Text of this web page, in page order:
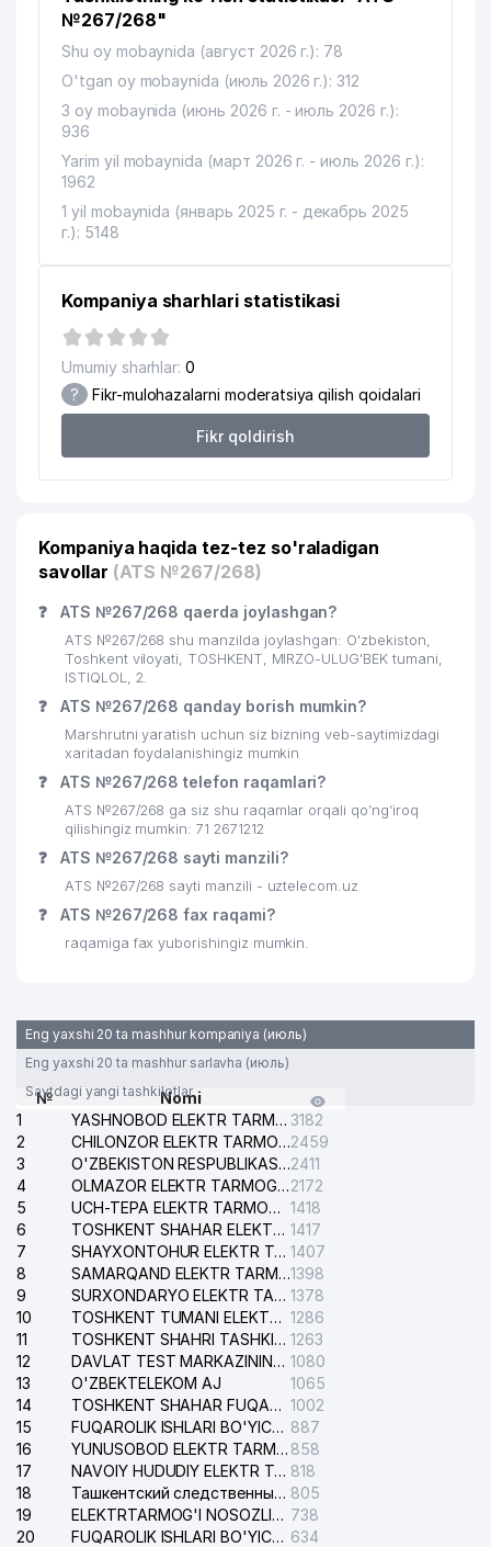
12
MIRZO-ULUGBEK TUMANI
13
O'ZBEKISTON RESPUBLIKASI
14
BO'LIMI
902 м
15 LIDER TEAM MChJ 926 м
17 FORT PRO NETWORK MChJ
18 GREEN APPLE WORKING MChJ
№267/268"
Shu oy mobaynida (август 2026 г.): 78
O'tgan oy mobaynida (июль 2026 г.): 312
3 oy mobaynida (июнь 2026 г. - июль 2026 г.):
936
Yarim yil mobaynida (март 2026 г. - июль 2026 г.):
1962
1 yil mobaynida (январь 2025 г. - декабрь 2025
г.): 5148
Kompaniya sharhlari statistikasi
Umumiy sharhlar: 0
? Fikr-mulohazalarni moderatsiya qilish qoidalari
Fikr qoldirish
Kompaniya haqida tez-tez so'raladigan
savollar (ATS №267/268)
❓ ATS №267/268 qaerda joylashgan?
ATS №267/268 shu manzilda joylashgan: O'zbekiston,
Toshkent viloyati, TOSHKENT, MIRZO-ULUG'BEK tumani,
ISTIQLOL, 2.
❓ ATS №267/268 qanday borish mumkin?
Marshrutni yaratish uchun siz bizning veb-saytimizdagi
xaritadan foydalanishingiz mumkin
❓ ATS №267/268 telefon raqamlari?
ATS №267/268 ga siz shu raqamlar orqali qo’ng’iroq
qilishingiz mumkin: 71 2671212
❓ ATS №267/268 sayti manzili?
ATS №267/268 sayti manzili - uztelecom.uz
❓ ATS №267/268 fax raqami?
raqamiga fax yuborishingiz mumkin.
Eng yaxshi 20 ta mashhur kompaniya (июль)
Eng yaxshi 20 ta mashhur sarlavha (июль)
Saytdagi yangi tashkilotlar
№
Nomi
1
YASHNOBOD ELEKTR TARMOG'I NOSOZLIKLARI XIZMATI 3182
2
CHILONZOR ELEKTR TARMOG'I NOSOZLIK XIZMATI2459
3
O'ZBEKISTON RESPUBLIKASI BOSH PROKURATURASI ISHONCH TELEFONI2411
4
OLMAZOR ELEKTR TARMOG'I NOSOZLIKLARI XIZMATI2172
5
UCH-TEPA ELEKTR TARMOG'I NOSOZLIKLARI XIZMATI 1418
6
TOSHKENT SHAHAR ELEKTR TARMOQLARI KORXONASI AJ 1417
7
SHAYXONTOHUR ELEKTR TARMOG'I NOSOZLIKLARINI TUZATISH XIZMATI 1407
8
SAMARQAND ELEKTR TARMOQLARI AJ1398
9
SURXONDARYO ELEKTR TARMOQLARI AJ 1378
10
TOSHKENT TUMANI ELEKTR TARMOG'I AVARIYA XIZMATI 1286
11
TOSHKENT SHAHRI TASHKILOT TELEFONLARI HAQIDA MA'LUMOT BYUROSI 1263
12
DAVLAT TEST MARKAZINING ISHONCH TELEFONLARI 1080
13
O'ZBEKTELEKOM AJ
1065
14
TOSHKENT SHAHAR FUQAROLIK ISHLARI BO'YICHA SUDI 1002
15
FUQAROLIK ISHLARI BO'YICHA YAKKASAROY TUMANLARARO SUDI 887
16
YUNUSOBOD ELEKTR TARMOG'I NOSOZLIKLARI XIZMATI 858
17
NAVOIY HUDUDIY ELEKTR TARMOQLARI KORXONASI AJ 818
18
Ташкентский следственный изолятор 805
19
ELEKTRTARMOG'I NOSOZLIKLARINI TO'ZATISH SERGELI XIZMATI 738
20
FUQAROLIK ISHLARI BO'YICHA UCH-TEPA TUMANI SUDI 634